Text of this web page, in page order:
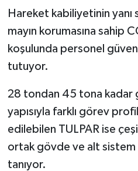
Hareket kabiliyetinin yanı
mayın korumasına sahip
koşulunda personel
tutuyor.
28 tondan 45 tona kadar
yapısıyla farklı görev
edilebilen TULPAR ise
ortak gövde ve alt sistem
tanıyor.